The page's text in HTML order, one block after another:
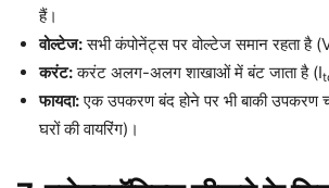
हैं।
वोल्टेज:सभी कंपोनेंट्स पर वोल्टेज समान रहता है
करंट:करंट अलग-अलग शाखाओं में बंट जाता है (I
फायदा:एक उपकरण बंद होने पर भी बाकी उपकरण
घरों की वायरिंग)।